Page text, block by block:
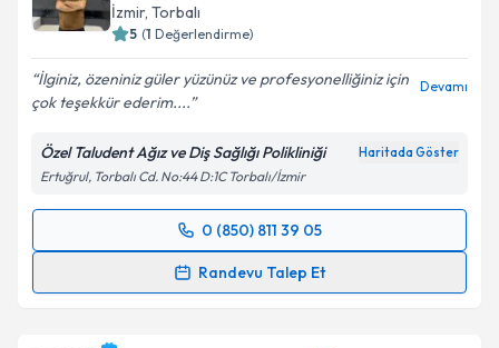
İzmir, Torbalı
5 (1 Değerlendirme)
İlginiz, özeniniz güler yüzünüz ve profesyonelliğiniz için
çok teşekkür ederim....
Devamı
Özel Taludent Ağız ve Diş Sağlığı Polikliniği Haritada Göster
Ertuğrul, Torbalı Cd. No:44 D:1C Torbalı/İzmir
0 (850) 811 39 05
Randevu Talep Et
Randevu Takvimi Talebi